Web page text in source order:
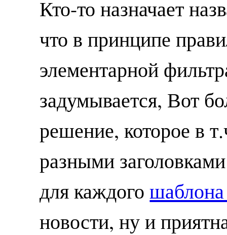
Кто-то назначает
что в принципе
элементарной
задумывается, Вот
решение, которое в
разными
для каждого
новости, ну и